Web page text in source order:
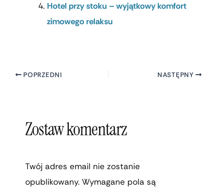
Hotel przy stoku – wyjątkowy komfort
zimowego relaksu
POPRZEDNI NASTĘPNY
Zostaw komentarz
Twój adres email nie zostanie
opublikowany. Wymagane pola są